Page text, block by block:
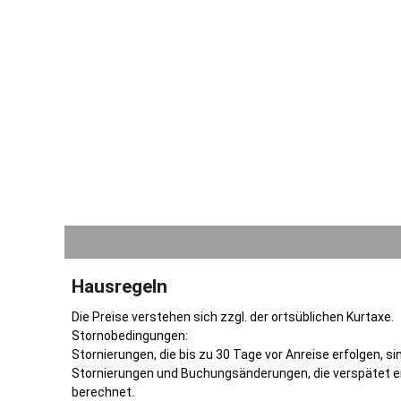
In
Zu
zum
können in
Hausregeln
Die Preise verstehen sich zzgl. der ortsüblichen Kurtaxe.
Stornobedingungen:
Stornierungen, die bis zu 30 Tage vor Anreise erfolgen,
Stornierungen und Buchungsänderungen, die verspätet
berechnet.